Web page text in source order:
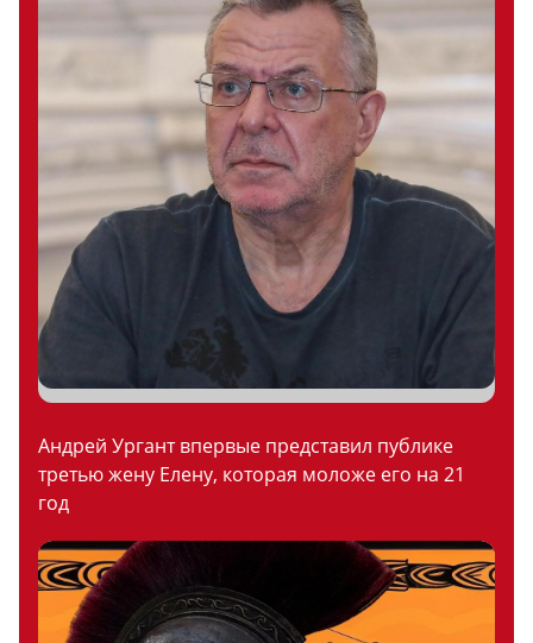
Андрей Ургант впервые представил публике
третью жену Елену, которая моложе его на 21
год